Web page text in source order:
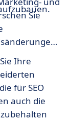
Sie
Ihre
für SEO
auch die